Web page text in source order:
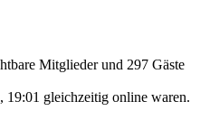
Mitglieder und 297 Gäste
19:01 gleichzeitig online waren.